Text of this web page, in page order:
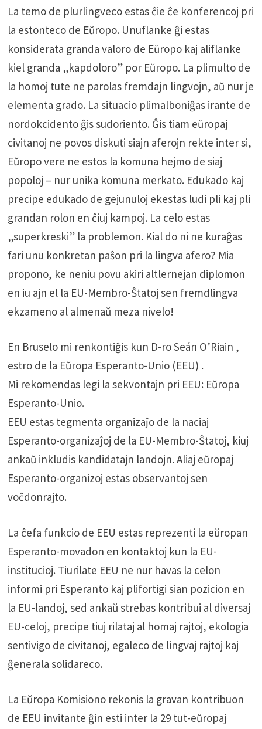
La temo de plurlingveco estas ĉie ĉe konferencoj pri
la estonteco de Eŭropo. Unuflanke ĝi estas
konsiderata granda valoro de Eŭropo kaj aliflanke
kiel granda „kapdoloro” por Eŭropo. La plimulto de
la homoj tute ne parolas fremdajn lingvojn, aŭ nur je
elementa grado. La situacio plimalboniĝas irante de
nordokcidento ĝis sudoriento. Ĝis tiam eŭropaj
civitanoj ne povos diskuti siajn aferojn rekte inter si,
Eŭropo vere ne estos la komuna hejmo de siaj
popoloj – nur unika komuna merkato. Edukado kaj
precipe edukado de gejunuloj ekestas ludi pli kaj pli
grandan rolon en ĉiuj kampoj. La celo estas
„superkreski” la problemon. Kial do ni ne kuraĝas
fari unu konkretan paŝon pri la lingva afero? Mia
propono, ke neniu povu akiri altlernejan diplomon
en iu ajn el la EU-Membro-Ŝtatoj sen fremdlingva
ekzameno al almenaŭ meza nivelo!
En Bruselo mi renkontiĝis kun D-ro Seán O’Riain ,
estro de la Eŭropa Esperanto-Unio (EEU) .
Mi rekomendas legi la sekvontajn pri EEU: Eŭropa
Esperanto-Unio.
EEU estas tegmenta organizaĵo de la naciaj
Esperanto-organizaĵoj de la EU-Membro-Ŝtatoj, kiuj
ankaŭ inkludis kandidatajn landojn. Aliaj eŭropaj
Esperanto-organizoj estas observantoj sen
voĉdonrajto.
La ĉefa funkcio de EEU estas reprezenti la eŭropan
Esperanto-movadon en kontaktoj kun la EU-
institucioj. Tiurilate EEU ne nur havas la celon
informi pri Esperanto kaj plifortigi sian pozicion en
la EU-landoj, sed ankaŭ strebas kontribui al diversaj
EU-celoj, precipe tiuj rilataj al homaj rajtoj, ekologia
sentivigo de civitanoj, egaleco de lingvaj rajtoj kaj
ĝenerala solidareco.
La Eŭropa Komisiono rekonis la gravan kontribuon
de EEU invitante ĝin esti inter la 29 tut-eŭropaj